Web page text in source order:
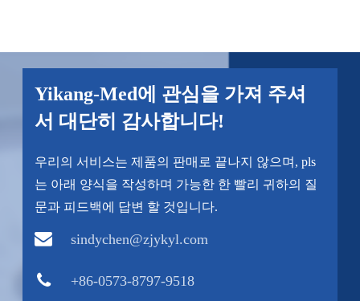
Yikang-Med에 관심을 가져 주셔
서 대단히 감사합니다!
우리의 서비스는 제품의 판매로 끝나지 않으며, pls
는 아래 양식을 작성하며 가능한 한 빨리 귀하의 질
문과 피드백에 답변 할 것입니다.
sindychen@zjykyl.com
+86-0573-8797-9518